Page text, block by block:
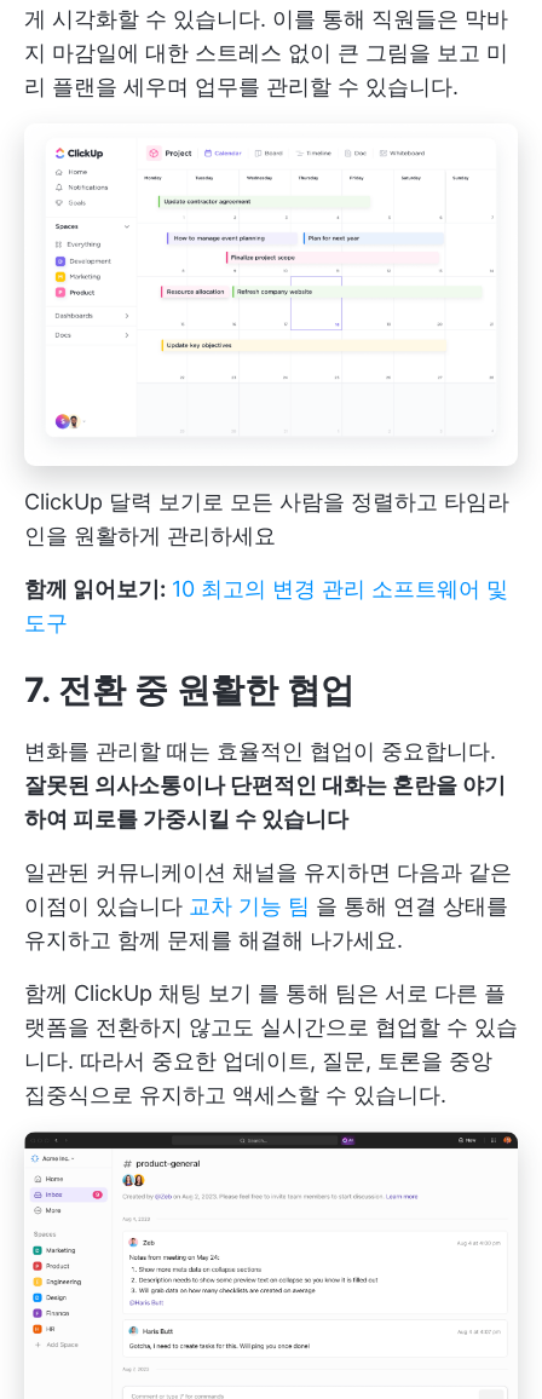
게 시각화할 수 있습니다. 이를 통해 직원들은 막바
지 마감일에 대한 스트레스 없이 큰 그림을 보고 미
리 플랜을 세우며 업무를 관리할 수 있습니다.
ClickUp 달력 보기로 모든 사람을 정렬하고 타임라
인을 원활하게 관리하세요
함께 읽어보기: 10 최고의 변경 관리 소프트웨어 및
도구
7. 전환 중 원활한 협업
변화를 관리할 때는 효율적인 협업이 중요합니다.
잘못된 의사소통이나 단편적인 대화는 혼란을 야기
하여 피로를 가중시킬 수 있습니다
일관된 커뮤니케이션 채널을 유지하면 다음과 같은
이점이 있습니다 교차 기능 팀 을 통해 연결 상태를
유지하고 함께 문제를 해결해 나가세요.
함께 ClickUp 채팅 보기 를 통해 팀은 서로 다른 플
랫폼을 전환하지 않고도 실시간으로 협업할 수 있습
니다. 따라서 중요한 업데이트, 질문, 토론을 중앙
집중식으로 유지하고 액세스할 수 있습니다.